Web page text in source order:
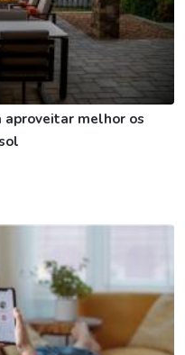
aproveitar melhor os